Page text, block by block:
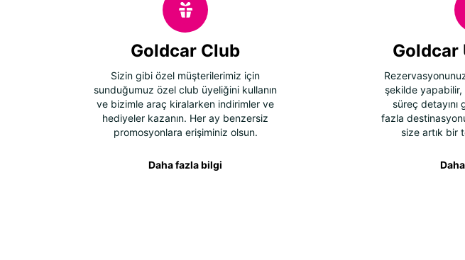
Goldcar Club
Sizin gibi özel müşterilerimiz için
sunduğumuz özel club üyeliğini kullanın
ve bizimle araç kiralarken indirimler ve
hediyeler kazanın. Her ay benzersiz
promosyonlara erişiminiz olsun.
Daha fazla bilgi
Goldcar
şekilde yapabilir,
süreç
fazla
size artık bir